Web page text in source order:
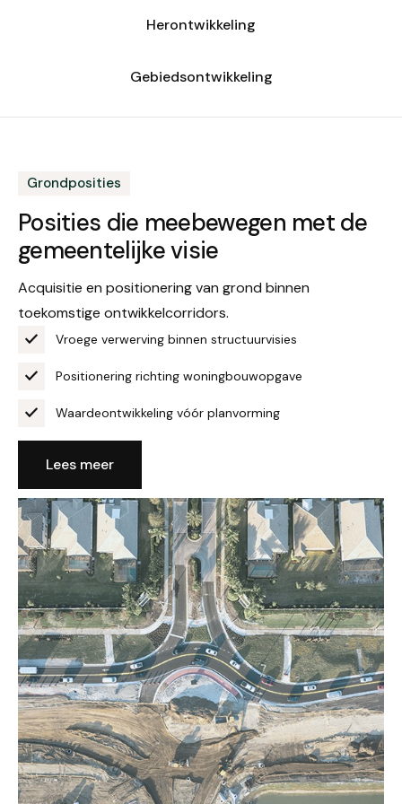
Herontwikkeling
Gebiedsontwikkeling
Grondposities
Posities die meebewegen met de
gemeentelijke visie
Acquisitie en positionering van grond binnen
toekomstige ontwikkelcorridors.
Vroege verwerving binnen structuurvisies
Positionering richting woningbouwopgave
Waardeontwikkeling vóór planvorming
Lees meer